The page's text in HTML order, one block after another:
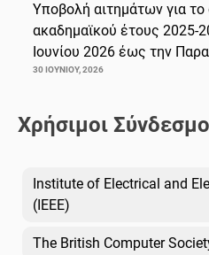
Υποβολή αιτημάτων για το
ακαδημαϊκού έτους 2025-
Ιουνίου 2026 έως την
30 ΙΟΥΝΊΟΥ, 2026
Χρήσιμοι
Institute of Electrical and
(IEEE)
The British Computer